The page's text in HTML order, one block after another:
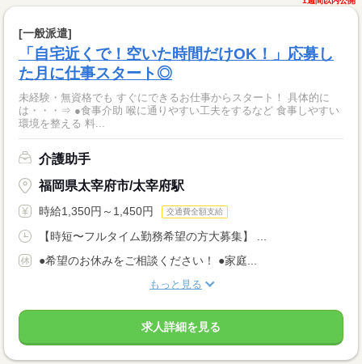
[一般派遣]
「自宅近くで！空いた時間だけOK！」応募し
た月に仕事スタート◎
未経験・無資格でも すぐにできるお仕事からスタート！ 具体的に
は・・・⇒ ●食事介助 喉に通りやすい工夫をするなど 食事しやすい
環境を整える 料...
介護助手
福岡県太宰府市/太宰府駅
時給1,350円～1,450円 交通費全額支給
【時短〜フルタイム勤務希望の方大募集】 ...
●希望のお休みをご相談ください！ ●家庭...
もっと見る
求人詳細を見る